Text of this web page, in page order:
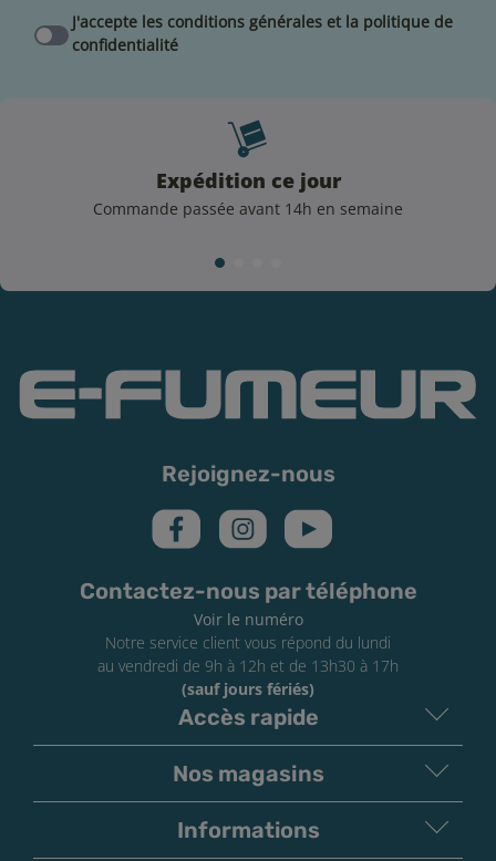
J'accepte les conditions générales et la politique de
confidentialité
Expédition ce jour
Commande passée avant 14h en semaine
Rejoignez-nous
Contactez-nous par téléphone
Voir le numéro
Notre service client vous répond du lundi
au vendredi de 9h à 12h et de 13h30 à 17h
(sauf jours fériés)
Accès rapide
Nos magasins
Informations